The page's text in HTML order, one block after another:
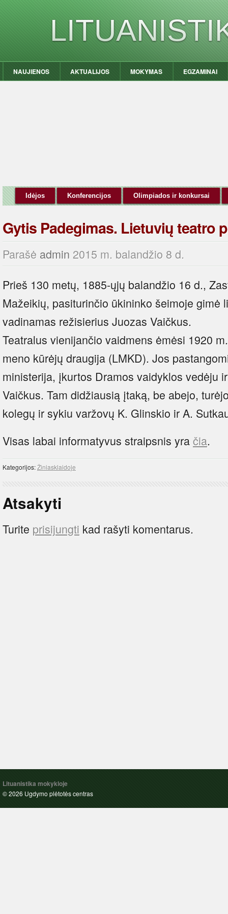
NAUJIENOS AKTUALIJOS MOKYMAS EGZAMINAI
Idėjos Konferencijos Olimpiados ir konkursai
Gytis Padegimas. Lietuvių teatro
Parašė admin 2015 m. balandžio 8 d.
Prieš 130 metų, 1885-ųjų balandžio 16 d.,
Mažeikių, pasiturinčio ūkininko šeimoje gimė
vadinamas režisierius Juozas Vaičkus.
Teatralus vienijančio vaidmens ėmėsi 1920
meno kūrėjų draugija (LMKD). Jos
ministerija, įkurtos Dramos vaidyklos vedėju
Vaičkus. Tam didžiausią įtaką, be abejo,
kolegų ir sykiu varžovų K. Glinskio ir A.
Visas labai informatyvus straipsnis yračia.
Kategorijos:Žiniasklaidoje
Atsakyti
Turite prisijungti kad rašyti komentarus.
Lituanistika mokykloje
© 2026 Ugdymo plėtotės centras